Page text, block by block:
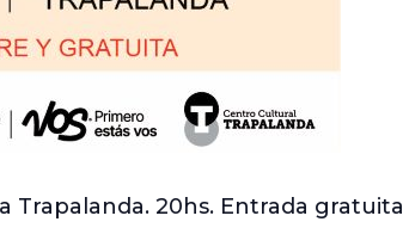
Trapalanda. 20hs. Entrada gratuita